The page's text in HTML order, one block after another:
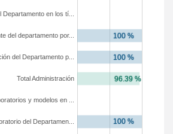
del Departamen...
y modelos en ...
Total Administración
del Departamento p...
del departamento por...
en los tí...